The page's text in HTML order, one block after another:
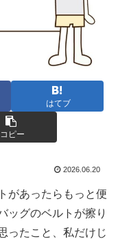
はてブ
コピー
2026.06.20
があったらもっと便
ッグのベルトが擦り
ったこと、私だけじ